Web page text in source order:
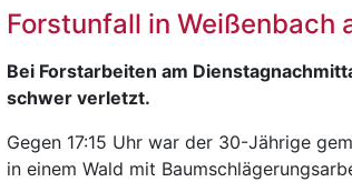
Forstunfall in Weißenbach
Bei Forstarbeiten am
schwer verletzt.
Gegen 17:15 Uhr war der 30-Jährige
in einem Wald mit